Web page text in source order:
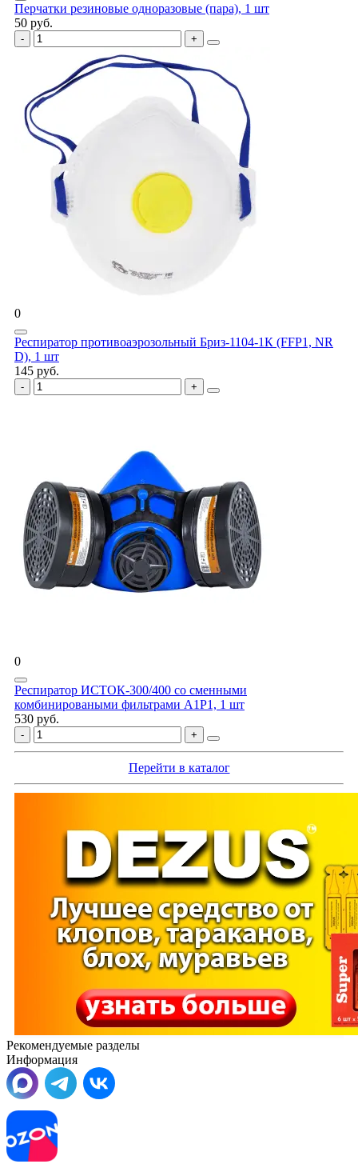
Перчатки резиновые одноразовые (пара), 1 шт
50 руб.
0
Респиратор противоаэрозольный Бриз-1104-1К (FFP1, NR
D), 1 шт
145 руб.
0
Респиратор ИСТОК-300/400 со сменными
комбинироваными фильтрами A1P1, 1 шт
530 руб.
Перейти в каталог
Рекомендуемые разделы
Информация